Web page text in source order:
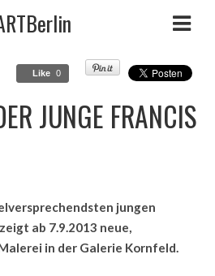
Like 0
JUNGE FRANCIS
jungen
ab 7.9.2013 neue,
in der Galerie Kornfeld.